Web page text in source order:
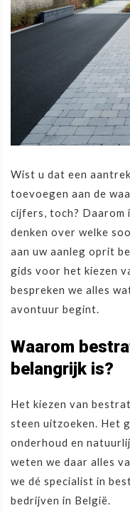
Wist u dat een
toevoegen aan de
cijfers, toch? Daarom
denken over welke
aan uw aanleg oprit
gids voor het kiezen
bespreken we alles
avontuur begint.
Waarom
belangrijk is?
Het kiezen van
steen uitzoeken. Het
onderhoud en
weten we daar alles
we dé specialist in
bedrijven in België.